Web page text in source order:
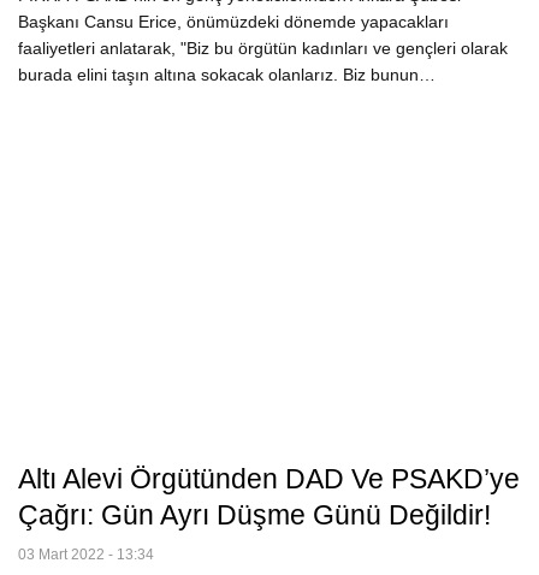
Başkanı Cansu Erice, önümüzdeki dönemde yapacakları
faaliyetleri anlatarak, "Biz bu örgütün kadınları ve gençleri olarak
burada elini taşın altına sokacak olanlarız. Biz bunun…
Altı Alevi Örgütünden DAD Ve PSAKD’ye
Çağrı: Gün Ayrı Düşme Günü Değildir!
03 Mart 2022 - 13:34